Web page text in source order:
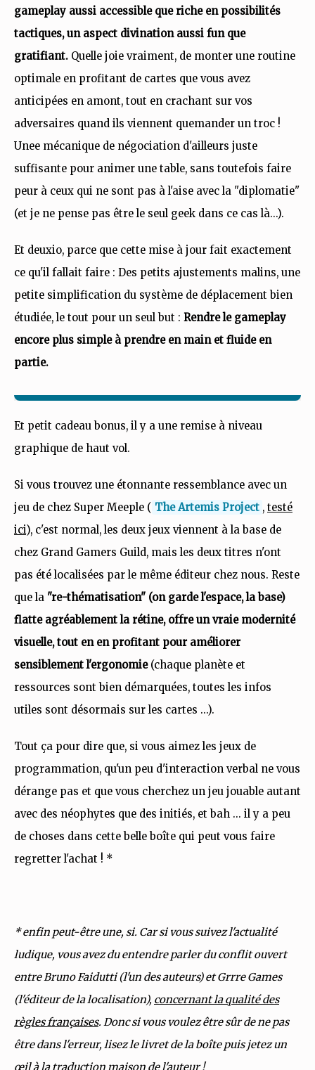
gameplay aussi accessible que riche en possibilités
tactiques, un aspect divination aussi fun que
gratifiant. Quelle joie vraiment, de monter une routine
optimale en profitant de cartes que vous avez
anticipées en amont, tout en crachant sur vos
adversaires quand ils viennent quemander un troc !
Unee mécanique de négociation d'ailleurs juste
suffisante pour animer une table, sans toutefois faire
peur à ceux qui ne sont pas à l'aise avec la "diplomatie"
(et je ne pense pas être le seul geek dans ce cas là...).
Et deuxio, parce que cette mise à jour fait exactement
ce qu'il fallait faire : Des petits ajustements malins, une
petite simplification du système de déplacement bien
étudiée, le tout pour un seul but : Rendre le gameplay
encore plus simple à prendre en main et fluide en
partie.
Et petit cadeau bonus, il y a une remise à niveau
graphique de haut vol.
Si vous trouvez une étonnante ressemblance avec un
jeu de chez Super Meeple ( The Artemis Project , testé
ici), c'est normal, les deux jeux viennent à la base de
chez Grand Gamers Guild, mais les deux titres n'ont
pas été localisées par le même éditeur chez nous. Reste
que la "re-thématisation" (on garde l'espace, la base)
flatte agréablement la rétine, offre un vraie modernité
visuelle, tout en en profitant pour améliorer
sensiblement l'ergonomie(chaque planète et
ressources sont bien démarquées, toutes les infos
utiles sont désormais sur les cartes ...).
Tout ça pour dire que, si vous aimez les jeux de
programmation, qu'un peu d'interaction verbal ne vous
dérange pas et que vous cherchez un jeu jouable autant
avec des néophytes que des initiés, et bah ... il y a peu
de choses dans cette belle boîte qui peut vous faire
regretter l'achat ! *
* enfin peut-être une, si. Car si vous suivez l'actualité
ludique, vous avez du entendre parler du conflit ouvert
entre Bruno Faidutti (l'un des auteurs) et Grrre Games
(l'éditeur de la localisation), concernant la qualité des
règles françaises. Donc si vous voulez être sûr de ne pas
être dans l'erreur, lisez le livret de la boîte puis jetez un
œil à la traduction maison de l'auteur !